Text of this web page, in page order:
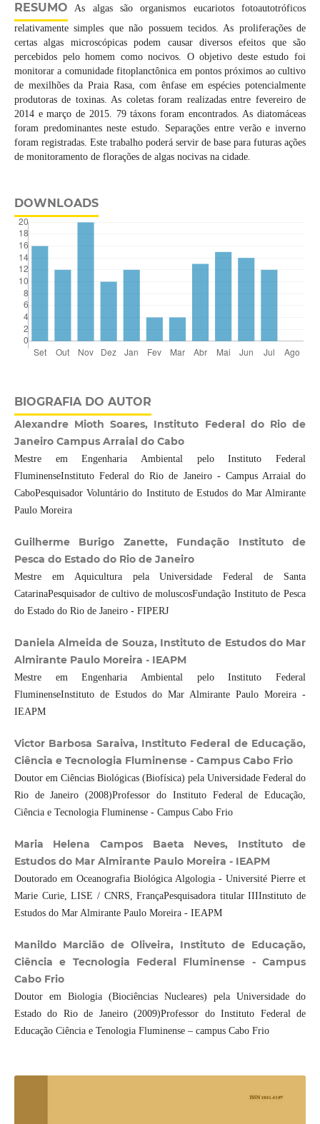
RESUMO As algas são organismos eucariotos fotoautotróficos
relativamente simples que não possuem tecidos. As proliferações de
certas algas microscópicas podem causar diversos efeitos que são
percebidos pelo homem como nocivos. O objetivo deste estudo foi
monitorar a comunidade fitoplanctônica em pontos próximos ao cultivo
de mexilhões da Praia Rasa, com ênfase em espécies potencialmente
produtoras de toxinas. As coletas foram realizadas entre fevereiro de
2014 e março de 2015. 79 táxons foram encontrados. As diatomáceas
foram predominantes neste estudo. Separações entre verão e inverno
foram registradas. Este trabalho poderá servir de base para futuras ações
de monitoramento de florações de algas nocivas na cidade.
DOWNLOADS
BIOGRAFIA DO AUTOR
Alexandre Mioth Soares, Instituto Federal do Rio de
Janeiro Campus Arraial do Cabo
Mestre em Engenharia Ambiental pelo Instituto Federal
FluminenseInstituto Federal do Rio de Janeiro - Campus Arraial do
CaboPesquisador Voluntário do Instituto de Estudos do Mar Almirante
Paulo Moreira
Guilherme Burigo Zanette, Fundação Instituto de
Pesca do Estado do Rio de Janeiro
Mestre em Aquicultura pela Universidade Federal de Santa
CatarinaPesquisador de cultivo de moluscosFundação Instituto de Pesca
do Estado do Rio de Janeiro - FIPERJ
Daniela Almeida de Souza, Instituto de Estudos do Mar
Almirante Paulo Moreira - IEAPM
Mestre em Engenharia Ambiental pelo Instituto Federal
FluminenseInstituto de Estudos do Mar Almirante Paulo Moreira -
IEAPM
Victor Barbosa Saraiva, Instituto Federal de Educação,
Ciência e Tecnologia Fluminense - Campus Cabo Frio
Doutor em Ciências Biológicas (Biofísica) pela Universidade Federal do
Rio de Janeiro (2008)Professor do Instituto Federal de Educação,
Ciência e Tecnologia Fluminense - Campus Cabo Frio
Maria Helena Campos Baeta Neves, Instituto de
Estudos do Mar Almirante Paulo Moreira - IEAPM
Doutorado em Oceanografia Biológica Algologia - Université Pierre et
Marie Curie, LISE / CNRS, FrançaPesquisadora titular IIIInstituto de
Estudos do Mar Almirante Paulo Moreira - IEAPM
Manildo Marcião de Oliveira, Instituto de Educação,
Ciência e Tecnologia Federal Fluminense - Campus
Cabo Frio
Doutor em Biologia (Biociências Nucleares) pela Universidade do
Estado do Rio de Janeiro (2009)Professor do Instituto Federal de
Educação Ciência e Tenologia Fluminense – campus Cabo Frio